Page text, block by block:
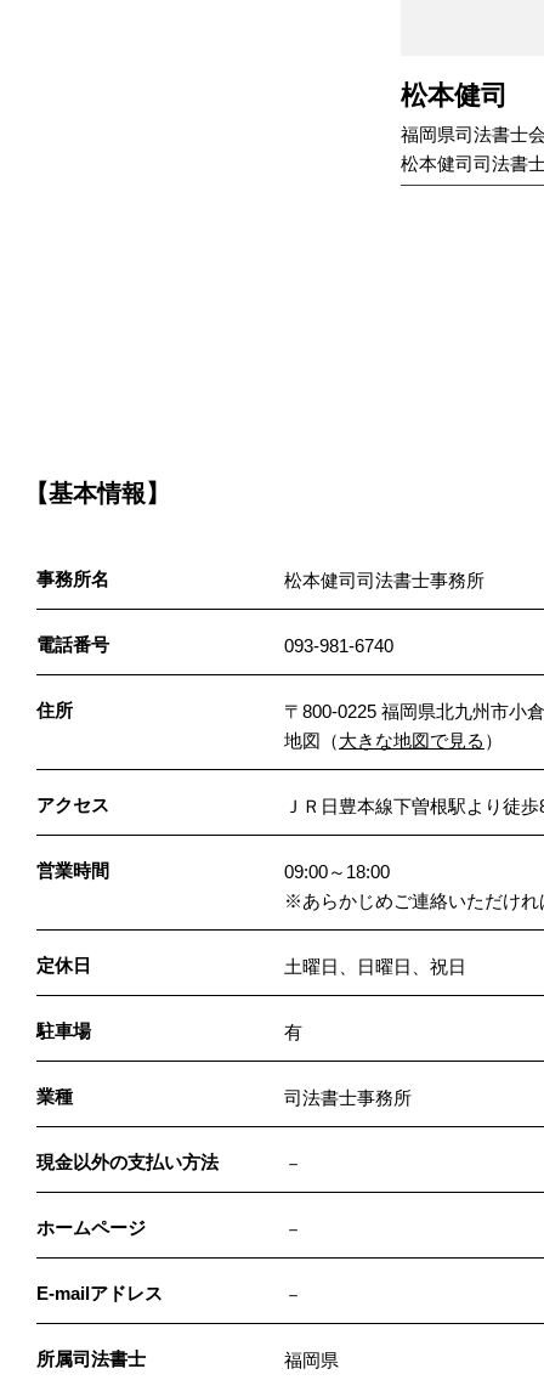
松本健司
福岡県司法書士
松本健司司法書
【基本情報】
事務所名 松本健司司法書士事務所
電話番号 093-981-6740
住所
〒800-0225 福岡県北九州市小
地図 （大きな地図で見る ）
アクセス ＪＲ日豊本線下曽根駅より徒歩
営業時間
09:00～18:00
※あらかじめご連絡いただけ
定休日 土曜日、日曜日、祝日
駐車場 有
業種 司法書士事務所
現金以外の支払い方法 －
ホームページ －
E-mailアドレス －
所属司法書士 福岡県